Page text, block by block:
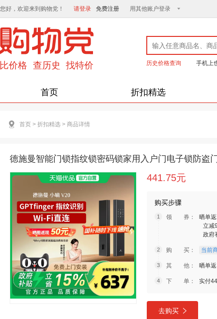
您好，欢迎来到购物党！ 请登录 免费注册 用其他账户登录
历史价格查询 手机上
首页 折扣精选
首页 > 折扣精选 > 商品详情
德施曼智能门锁指纹锁密码锁家用入户门电子锁防盗
441.75元
购买步骤
领 券：
晒单
立减
政府
购 买： 当前
其 他： 晒单
下 单： 实付
去购买